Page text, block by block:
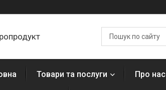
Товари та послуги Про нас